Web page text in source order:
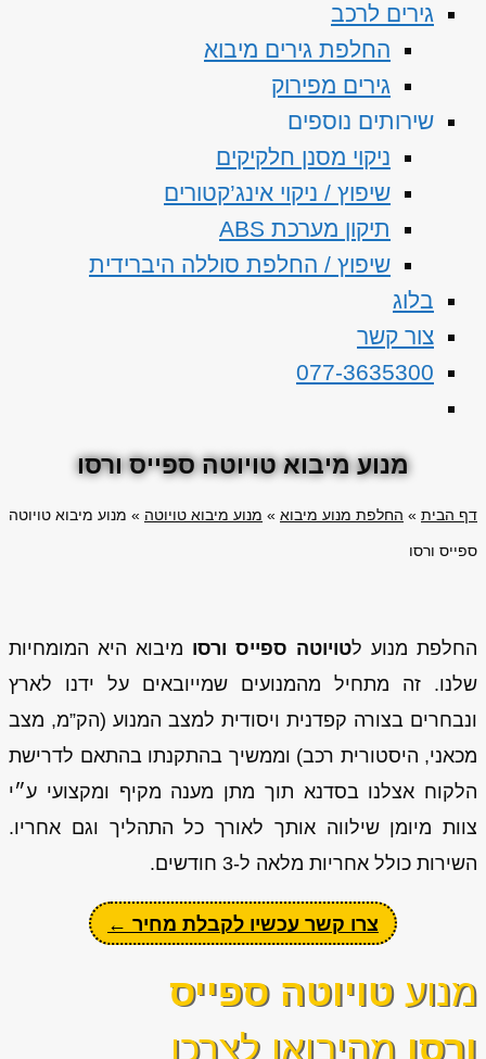
גירים לרכב
החלפת גירים מיבוא
גירים מפירוק
שירותים נוספים
ניקוי מסנן חלקיקים
שיפוץ / ניקוי אינג’קטורים
תיקון מערכת ABS
שיפוץ / החלפת סוללה היברידית
בלוג
צור קשר
077-3635300
מנוע מיבוא טויוטה ספייס ורסו
דף הבית » החלפת מנוע מיבוא » מנוע מיבוא טויוטה » מנוע מיבוא טויוטה
ספייס ורסו
החלפת מנוע לטויוטה ספייס ורסו מיבוא היא המומחיות
שלנו. זה מתחיל מהמנועים שמייובאים על ידנו לארץ
ונבחרים בצורה קפדנית ויסודית למצב המנוע (הק”מ, מצב
מכאני, היסטורית רכב) וממשיך בהתקנתו בהתאם לדרישת
הלקוח אצלנו בסדנא תוך מתן מענה מקיף ומקצועי ע״י
צוות מיומן שילווה אותך לאורך כל התהליך וגם אחריו.
השירות כולל אחריות מלאה ל-3 חודשים.
צרו קשר עכשיו לקבלת מחיר ←
מנועטויוטה ספייס
ורסו מהיבואן לצרכן